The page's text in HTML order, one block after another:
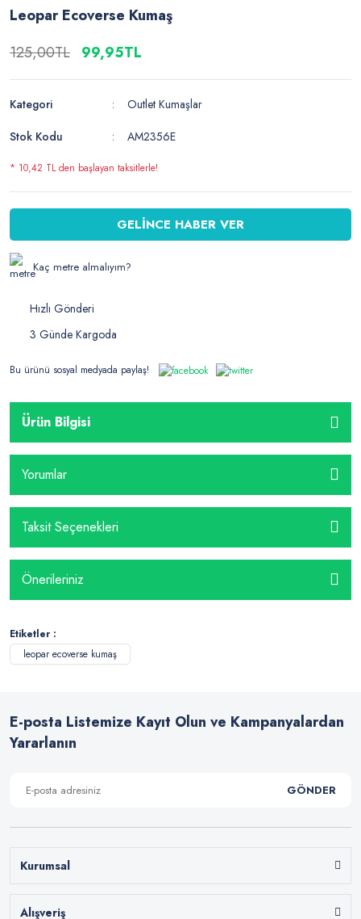
Leopar Ecoverse Kumaş
125,00TL 99,95TL
Kategori
Outlet Kumaşlar
Stok Kodu
AM2356E
* 10,42 TL den başlayan taksitlerle!
GELİNCE HABER VER
Kaç metre almalıyım?
Hızlı Gönderi
3 Günde Kargoda
Bu ürünü sosyal medyada paylaş!
Ürün Bilgisi
Yorumlar
Taksit Seçenekleri
Önerileriniz
Etiketler :
leopar ecoverse kumaş
E-posta Listemize Kayıt Olun ve Kampanyalardan
Yararlanın
GÖNDER
Kurumsal
Alışveriş